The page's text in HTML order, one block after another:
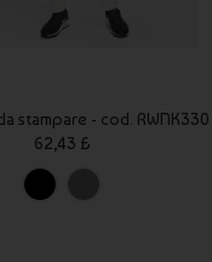
stampare - cod. RWNK330
62,43 £